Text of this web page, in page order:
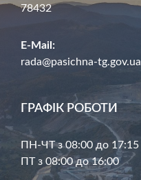
78432
E-Mail:
rada@pasichna-tg.gov.ua
ГРАФІК РОБОТИ
ПН-ЧТ з 08:00 до 17:15
ПТ з 08:00 до 16:00